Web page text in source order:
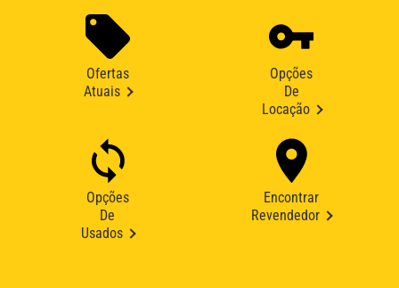
Ofertas
Atuais
Opções
De
Locação
Opções
De
Usados
Encontrar
Revendedor